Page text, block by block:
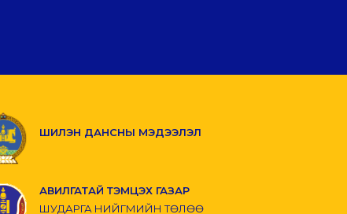
ШИЛЭН ДАНСНЫ МЭДЭЭЛЭЛ
АВИЛГАТАЙ ТЭМЦЭХ ГАЗАР
ШУДАРГА НИЙГМИЙН ТӨЛӨӨ